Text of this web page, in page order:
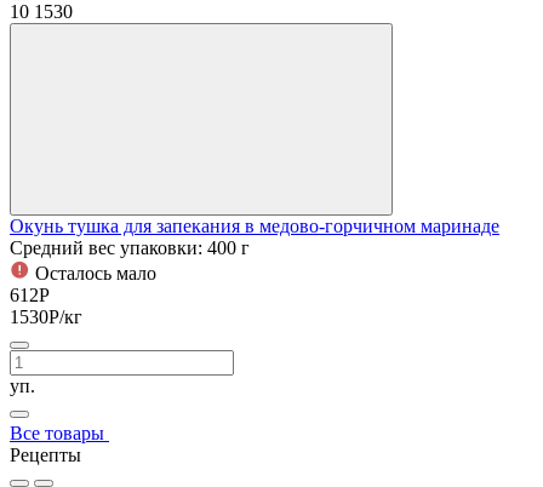
10 1530
Окунь тушка для запекания в медово-горчичном маринаде
Средний вес упаковки: 400 г
Осталось мало
612Р
1530Р/кг
уп.
Все товары
Рецепты